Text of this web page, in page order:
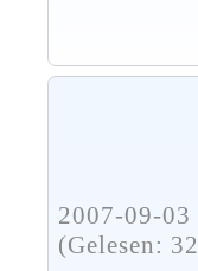
2007-09-
(Gelesen: